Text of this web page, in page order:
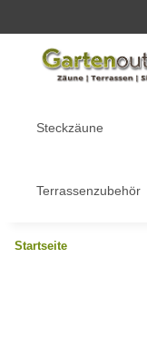
Steckzäune
Terrassenzubehör
Startseite